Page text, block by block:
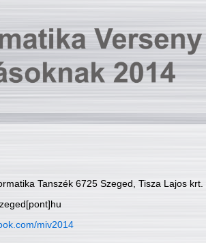
Tanszék 6725 Szeged, Tisza Lajos krt.
miv2014